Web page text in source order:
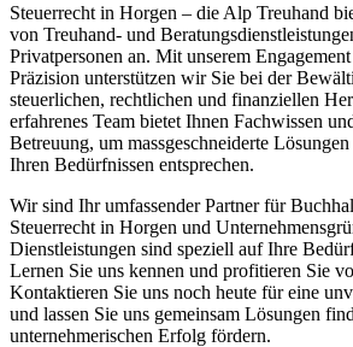
Steuerrecht in Horgen – die Alp Treuhand
von Treuhand- und
Privatpersonen an. Mit unserem
Präzision unterstützen wir Sie bei der
steuerlichen, rechtlichen und finanziellen
erfahrenes Team bietet Ihnen Fachwissen
Betreuung, um massgeschneiderte
Ihren Bedürfnissen entsprechen.
Wir sind Ihr umfassender Partner für
Steuerrecht in Horgen und
Dienstleistungen sind speziell auf Ihre
Lernen Sie uns kennen und profitieren Sie
Kontaktieren Sie uns noch heute für eine
und lassen Sie uns gemeinsam Lösungen
unternehmerischen Erfolg fördern.